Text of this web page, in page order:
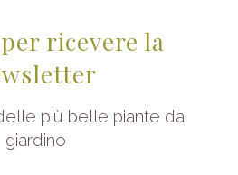
ricevere la
più belle piante da
giardino